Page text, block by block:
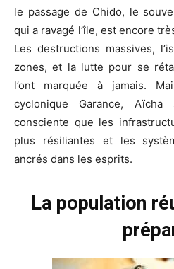
le passage de Chido, le
qui a ravagé l’île, est encore
Les destructions massives,
zones, et la lutte pour se
l’ont marquée à jamais.
cyclonique Garance,
consciente que les
plus résiliantes et les
ancrés dans les esprits.
La population